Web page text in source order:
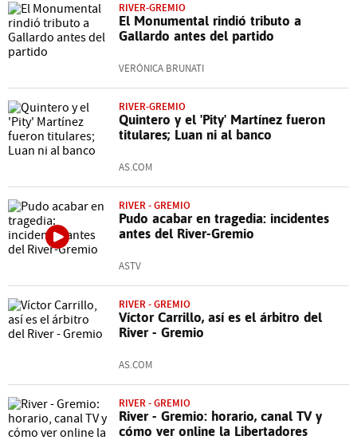
RIVER-GREMIO
El Monumental rindió tributo a
Gallardo antes del partido
VERÓNICA BRUNATI
RIVER-GREMIO
Quintero y el 'Pity' Martínez fueron
titulares; Luan ni al banco
AS.COM
RIVER - GREMIO
Pudo acabar en tragedia: incidentes
antes del River-Gremio
ASTV
RIVER - GREMIO
Víctor Carrillo, así es el árbitro del
River - Gremio
AS.COM
RIVER - GREMIO
River - Gremio: horario, canal TV y
cómo ver online la Libertadores